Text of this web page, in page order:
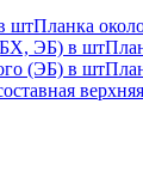
штПланка
ЭБ) в шт
(ЭБ) в шт